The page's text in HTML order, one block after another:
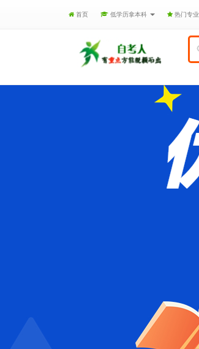
首页 低学历拿本科 热门专业